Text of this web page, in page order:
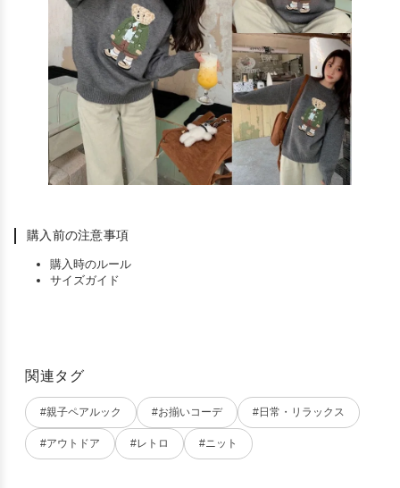
購入前の注意事項
購入時のルール
サイズガイド
関連タグ
#親子ペアルック #お揃いコーデ #日常・リラックス
#アウトドア #レトロ #ニット